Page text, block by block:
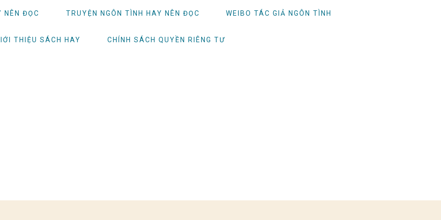
NÊN ĐỌC TRUYỆN NGÔN TÌNH HAY NÊN ĐỌC WEIBO TÁC GIẢ NGÔN TÌNH
THIỆU SÁCH HAY CHÍNH SÁCH QUYỀN RIÊNG TƯ